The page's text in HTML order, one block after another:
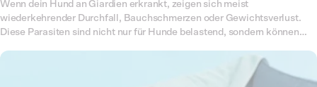
Wenn dein Hund an Giardien erkrankt, zeigen sich meist
wiederkehrender Durchfall, Bauchschmerzen oder Gewichtsverlust.
Diese Parasiten sind nicht nur für Hunde belastend, sondern können
Hygienemaßnahmen und Kontrolluntersuchungen. All das summiert